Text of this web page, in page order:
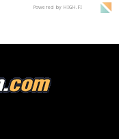
Powered by HIGH.FI